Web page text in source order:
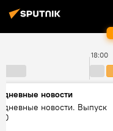
18:00
новости
новости. Выпуск